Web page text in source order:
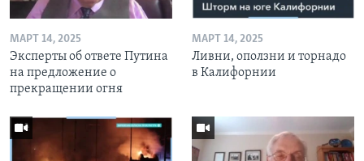
МАРТ 14, 2025
Эксперты об ответе Путина
на предложение о
прекращении огня
МАРТ 14, 2025
Ливни, оползни и торнадо
в Калифорнии